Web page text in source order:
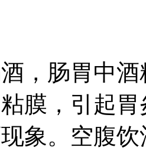
肠胃中酒
膜，引起
象。空腹